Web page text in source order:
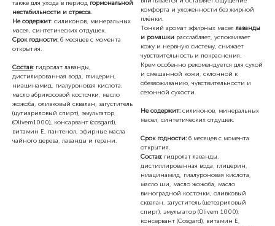
также для ухода в период гормональной
нестабильности и стресса.
Не содержит: силиконов, минеральных
масел, синтетических отдушек.
Срок годности: 6 месяцев с момента
открытия.
Состав: гидролат лаванды,
дистилированная вода, глицерин,
ниацинамид, гиалуроновая кислота,
масло абрикосовой косточки, масло
жожоба, оливковый сквалан, загуститель
(цутиариловый спирт), эмульгатор
(Olivem1000), консарвант (cosgard),
витамин Е, пантенол, эфирные масла
чайного дерева, лаванды и герани.
комфорта и ухоженности без жирной
плёнки.
Тонкий аромат эфирных масел лаванды
и ромашки расслабляет, успокаивает
кожу и нервную систему, снижает
чувствительность и покраснения.
Крем особенно рекомендуется для сухой
и смешанной кожи, склонной к
обезвоживанию, чувствительности и
сезонной сухости.
Не содержит: силиконов, минеральных
масел, синтетических отдушек.
Срок годности: 6 месяцев с момента
открытия.
Состав: гидролат лаванды,
дистиллированная вода, глицерин,
ниацинамид, гиалуроновая кислота,
масло ши, масло жожоба, масло
виноградной косточки, оливковый
сквалан, загуститель (цетеариловый
спирт), эмульгатор (Olivem 1000),
консервант (Cosgard), витамин Е,